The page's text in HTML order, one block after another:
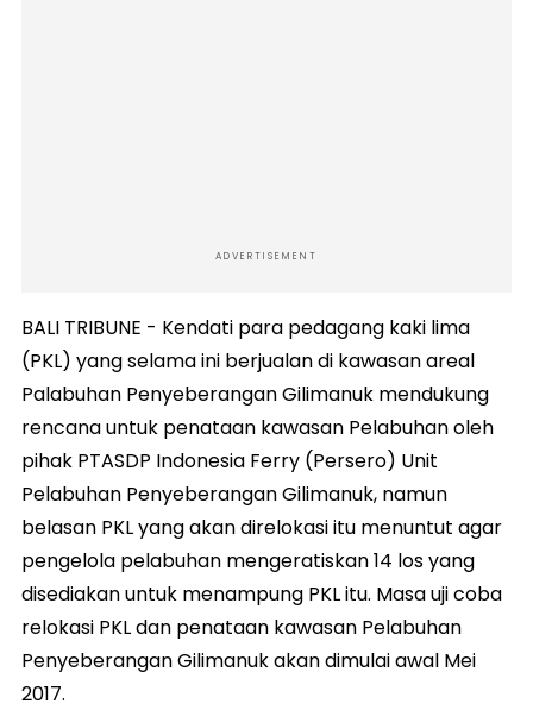
ADVERTISEMENT
BALI TRIBUNE - Kendati para pedagang kaki lima
(PKL) yang selama ini berjualan di kawasan areal
Palabuhan Penyeberangan Gilimanuk mendukung
rencana untuk penataan kawasan Pelabuhan oleh
pihak PTASDP Indonesia Ferry (Persero) Unit
Pelabuhan Penyeberangan Gilimanuk, namun
belasan PKL yang akan direlokasi itu menuntut agar
pengelola pelabuhan mengeratiskan 14 los yang
disediakan untuk menampung PKL itu. Masa uji coba
relokasi PKL dan penataan kawasan Pelabuhan
Penyeberangan Gilimanuk akan dimulai awal Mei
2017.